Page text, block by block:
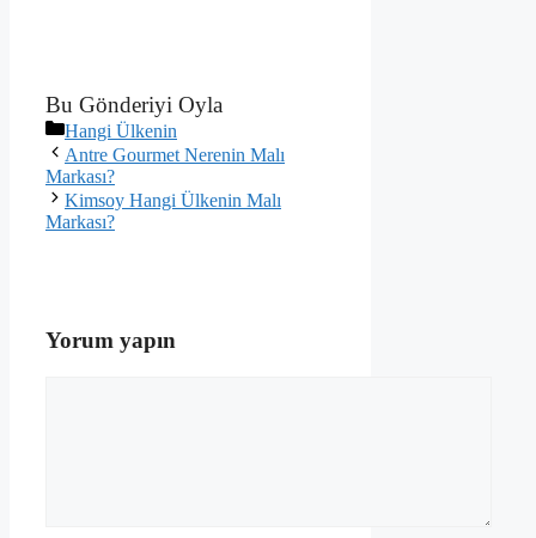
Bu Gönderiyi Oyla
Kategoriler
Hangi Ülkenin
Antre Gourmet Nerenin Malı
Markası?
Kimsoy Hangi Ülkenin Malı
Markası?
Yorum yapın